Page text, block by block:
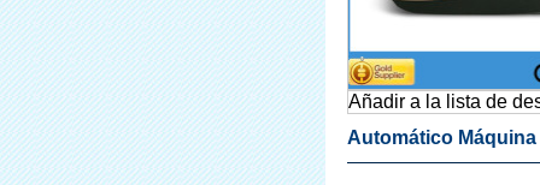
Añadir a la lista de
Automático Máquina